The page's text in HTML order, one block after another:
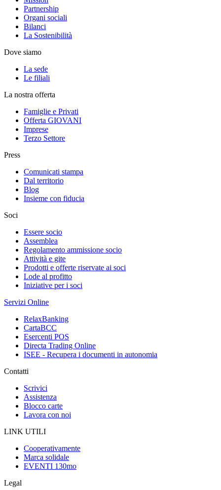
Partnership
Organi sociali
Bilanci
La Sostenibilità
Dove siamo
La sede
Le filiali
La nostra offerta
Famiglie e Privati
Offerta GIOVANI
Imprese
Terzo Settore
Press
Comunicati stampa
Dal territorio
Blog
Insieme con fiducia
Soci
Essere socio
Assemblea
Regolamento ammissione socio
Attività e gite
Prodotti e offerte riservate ai soci
Lode al profitto
Iniziative per i soci
Servizi Online
RelaxBanking
CartaBCC
Esercenti POS
Directa Trading Online
ISEE - Recupera i documenti in autonomia
Contatti
Scrivici
Assistenza
Blocco carte
Lavora con noi
LINK UTILI
Cooperativamente
Marca solidale
EVENTI 130mo
Legal